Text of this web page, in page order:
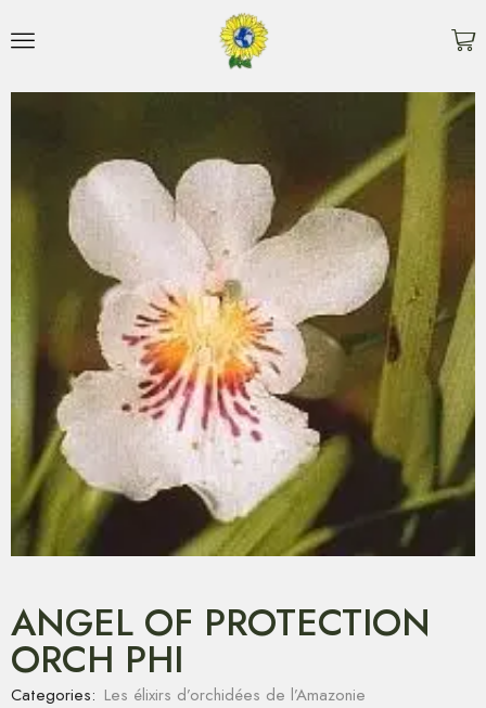
ANGEL OF PROTECTION
ORCH PHI
Categories: Les élixirs d’orchidées de l’Amazonie